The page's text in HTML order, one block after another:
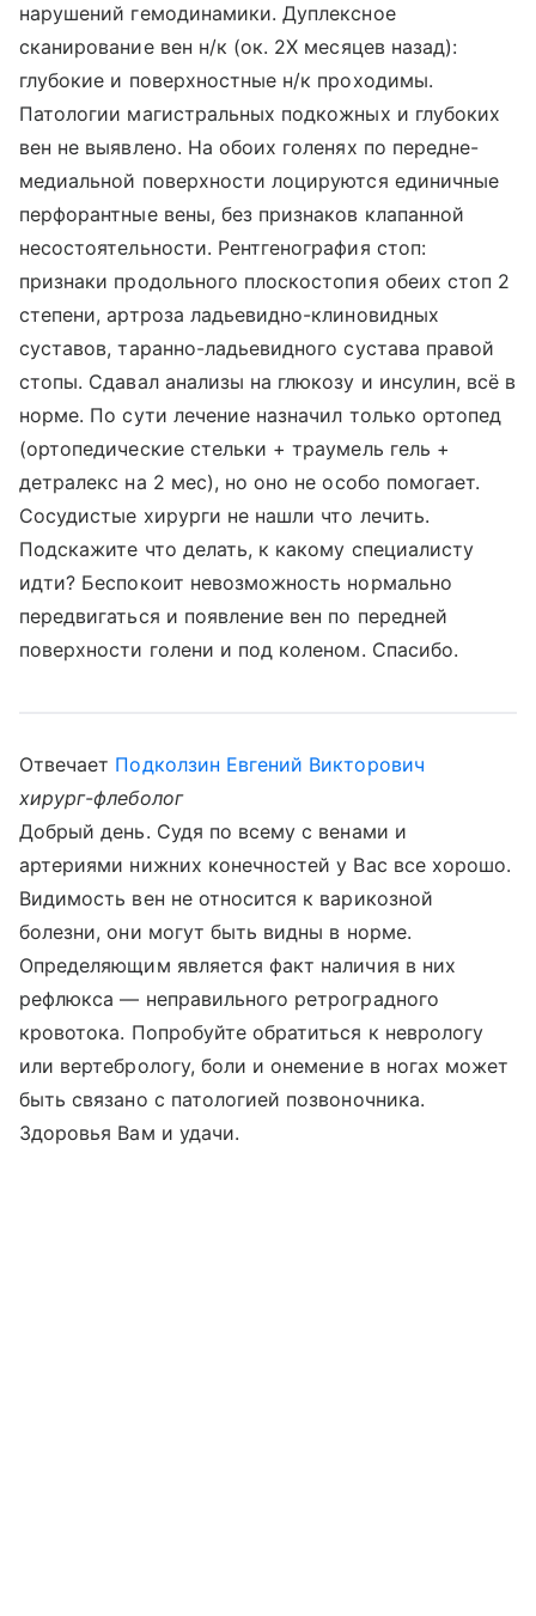
нарушений гемодинамики. Дуплексное
сканирование вен н/к (ок. 2Х месяцев назад):
глубокие и поверхностные н/к проходимы.
Патологии магистральных подкожных и глубоких
вен не выявлено. На обоих голенях по передне-
медиальной поверхности лоцируются единичные
перфорантные вены, без признаков клапанной
несостоятельности. Рентгенография стоп:
признаки продольного плоскостопия обеих стоп 2
степени, артроза ладьевидно-клиновидных
суставов, таранно-ладьевидного сустава правой
стопы. Сдавал анализы на глюкозу и инсулин, всё в
норме. По сути лечение назначил только ортопед
(ортопедические стельки + траумель гель +
детралекс на 2 мес), но оно не особо помогает.
Сосудистые хирурги не нашли что лечить.
Подскажите что делать, к какому специалисту
идти? Беспокоит невозможность нормально
передвигаться и появление вен по передней
поверхности голени и под коленом. Спасибо.
Отвечает Подколзин Евгений Викторович
хирург-флеболог
Добрый день. Судя по всему с венами и
артериями нижних конечностей у Вас все хорошо.
Видимость вен не относится к варикозной
болезни, они могут быть видны в норме.
Определяющим является факт наличия в них
рефлюкса — неправильного ретроградного
кровотока. Попробуйте обратиться к неврологу
или вертебрологу, боли и онемение в ногах может
быть связано с патологией позвоночника.
Здоровья Вам и удачи.